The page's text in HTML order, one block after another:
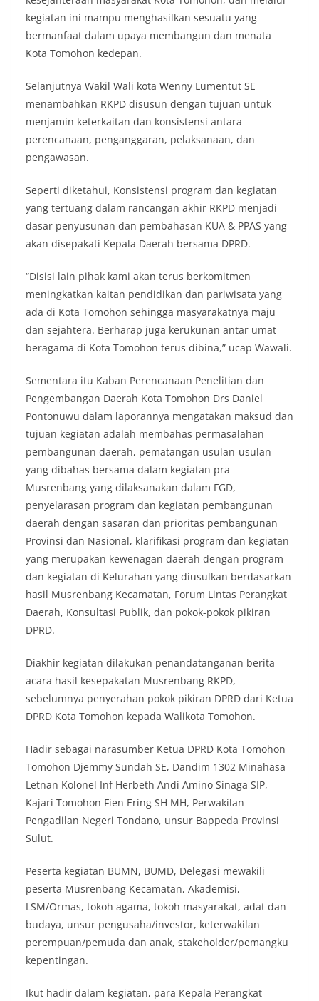
kegiatan ini mampu menghasilkan sesuatu yang
bermanfaat dalam upaya membangun dan menata
Kota Tomohon kedepan.
Selanjutnya Wakil Wali kota Wenny Lumentut SE
menambahkan RKPD disusun dengan tujuan untuk
menjamin keterkaitan dan konsistensi antara
perencanaan, penganggaran, pelaksanaan, dan
pengawasan.
Seperti diketahui, Konsistensi program dan kegiatan
yang tertuang dalam rancangan akhir RKPD menjadi
dasar penyusunan dan pembahasan KUA & PPAS yang
akan disepakati Kepala Daerah bersama DPRD.
“Disisi lain pihak kami akan terus berkomitmen
meningkatkan kaitan pendidikan dan pariwisata yang
ada di Kota Tomohon sehingga masyarakatnya maju
dan sejahtera. Berharap juga kerukunan antar umat
beragama di Kota Tomohon terus dibina,” ucap Wawali.
Sementara itu Kaban Perencanaan Penelitian dan
Pengembangan Daerah Kota Tomohon Drs Daniel
Pontonuwu dalam laporannya mengatakan maksud dan
tujuan kegiatan adalah membahas permasalahan
pembangunan daerah, pematangan usulan-usulan
yang dibahas bersama dalam kegiatan pra
Musrenbang yang dilaksanakan dalam FGD,
penyelarasan program dan kegiatan pembangunan
daerah dengan sasaran dan prioritas pembangunan
Provinsi dan Nasional, klarifikasi program dan kegiatan
yang merupakan kewenagan daerah dengan program
dan kegiatan di Kelurahan yang diusulkan berdasarkan
hasil Musrenbang Kecamatan, Forum Lintas Perangkat
Daerah, Konsultasi Publik, dan pokok-pokok pikiran
DPRD.
Diakhir kegiatan dilakukan penandatanganan berita
acara hasil kesepakatan Musrenbang RKPD,
sebelumnya penyerahan pokok pikiran DPRD dari Ketua
DPRD Kota Tomohon kepada Walikota Tomohon.
Hadir sebagai narasumber Ketua DPRD Kota Tomohon
Tomohon Djemmy Sundah SE, Dandim 1302 Minahasa
Letnan Kolonel Inf Herbeth Andi Amino Sinaga SIP,
Kajari Tomohon Fien Ering SH MH, Perwakilan
Pengadilan Negeri Tondano, unsur Bappeda Provinsi
Sulut.
Peserta kegiatan BUMN, BUMD, Delegasi mewakili
peserta Musrenbang Kecamatan, Akademisi,
LSM/Ormas, tokoh agama, tokoh masyarakat, adat dan
budaya, unsur pengusaha/investor, keterwakilan
perempuan/pemuda dan anak, stakeholder/pemangku
kepentingan.
Ikut hadir dalam kegiatan, para Kepala Perangkat